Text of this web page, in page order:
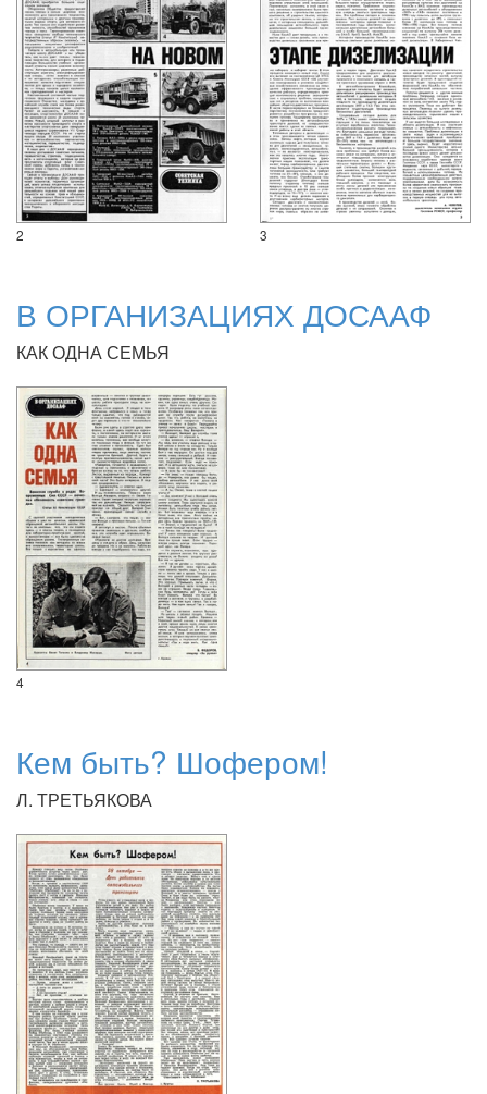
2 3
В ОРГАНИЗАЦИЯХ ДОСААФ
КАК ОДНА СЕМЬЯ
4
Кем быть? Шофером!
Л. ТРЕТЬЯКОВА